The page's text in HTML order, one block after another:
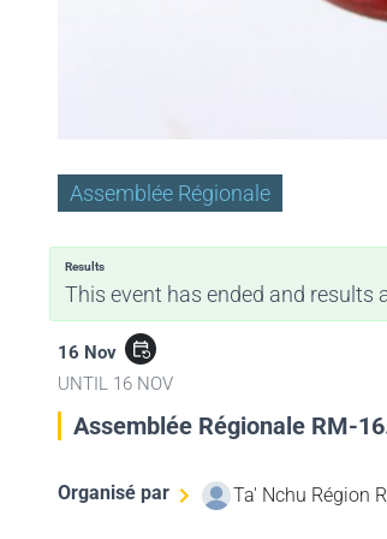
Assemblée Régionale
Results
This event has ended and results
16 Nov event_repeat
UNTIL 16 NOV
Assemblée Régionale RM-
Organisé par Ta' Nchu Région